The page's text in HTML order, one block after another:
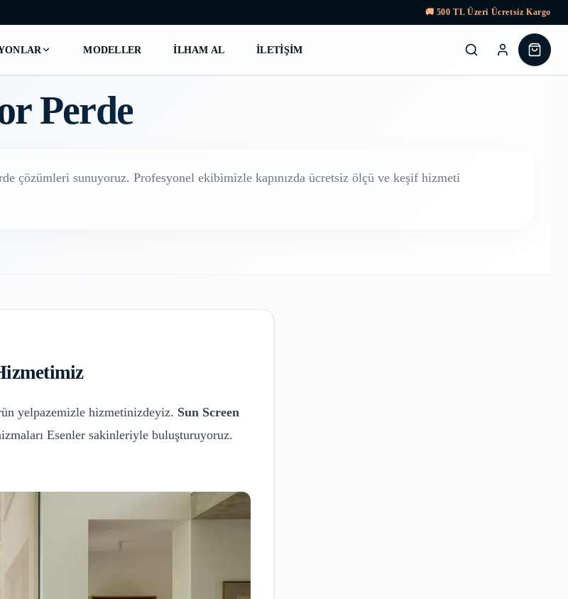
🚚 500 TL Üzeri Ücretsiz Kargo
MODELLER İLHAM AL
İLETIŞIM
Perde
çözümleri sunuyoruz. Profesyonel ekibimizle kapınızda ücretsiz ölçü ve keşif hizmeti
yelpazemizle hizmetinizdeyiz. Sun Screen
Esenler sakinleriyle buluşturuyoruz.